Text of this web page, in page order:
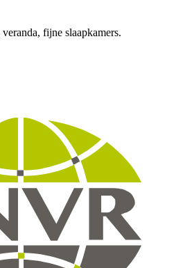
fijne slaapkamers.